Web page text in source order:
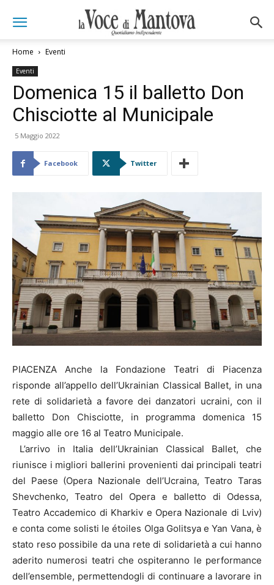
Home Eventi
Eventi
Domenica 15 il balletto Don
Chisciotte al Municipale
5 Maggio 2022
Facebook Twitter
PIACENZA Anche la Fondazione Teatri di Piacenza
risponde all’appello dell’Ukrainian Classical Ballet, in una
rete di solidarietà a favore dei danzatori ucraini, con il
balletto Don Chisciotte, in programma domenica 15
maggio alle ore 16 al Teatro Municipale.
L’arrivo in Italia dell’Ukrainian Classical Ballet, che
riunisce i migliori ballerini provenienti dai principali teatri
del Paese (Opera Nazionale dell’Ucraina, Teatro Taras
Shevchenko, Teatro del Opera e balletto di Odessa,
Teatro Accademico di Kharkiv e Opera Nazionale di Lviv)
e conta come solisti le étoiles Olga Golitsya e Yan Vana, è
stato reso possibile da una rete di solidarietà a cui hanno
aderito numerosi teatri che ospiteranno le performance
dell’ensemble, permettendogli di continuare a lavorare in